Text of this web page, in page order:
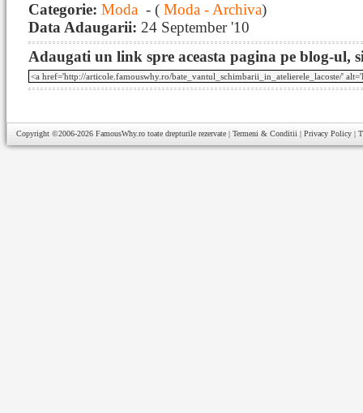
Categorie: Moda - ( Moda - Archiva)
Data Adaugarii: 24 September '10
Adaugati un link spre aceasta pagina pe blog-ul,
Copyright ©2006-2026 FamousWhy.ro toate drepturile rezervate | Termeni & Conditii | Privacy Policy |